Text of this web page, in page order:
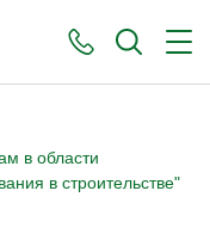
в области
в строительстве"